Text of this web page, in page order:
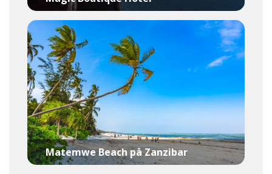
Matemwe Beach på Zanzibar